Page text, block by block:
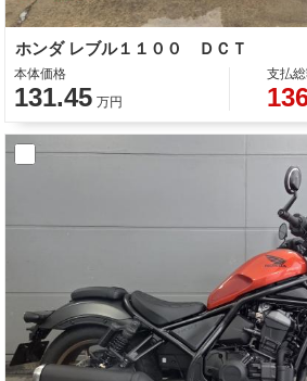
ホンダ レブル１１００ ＤＣＴ
本体価格
131.45 万円
支払